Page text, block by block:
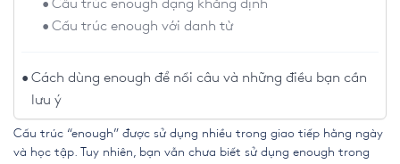
Cấu trúc enough dạng khẳng định
Cấu trúc enough với danh từ
Cách dùng enough để nối câu và những điều bạn cần
lưu ý
Cấu trúc “enough” được sử dụng nhiều trong giao tiếp hằng ngày
và học tập. Tuy nhiên, bạn vẫn chưa biết sử dụng enough trong